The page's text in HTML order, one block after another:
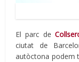
El parc de
ciutat de
autòctona podem